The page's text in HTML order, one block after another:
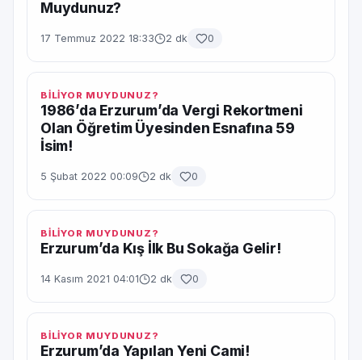
Muydunuz?
17 Temmuz 2022 18:33 2 dk 0
BİLİYOR MUYDUNUZ?
1986’da Erzurum’da Vergi Rekortmeni
Olan Öğretim Üyesinden Esnafına 59
İsim!
5 Şubat 2022 00:09 2 dk 0
BİLİYOR MUYDUNUZ?
Erzurum’da Kış İlk Bu Sokağa Gelir!
14 Kasım 2021 04:01 2 dk 0
BİLİYOR MUYDUNUZ?
Erzurum’da Yapılan Yeni Cami!